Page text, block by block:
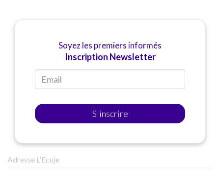
Soyez les premiers informés
Inscription Newsletter
S'inscrire
Adresse L'Ecuje